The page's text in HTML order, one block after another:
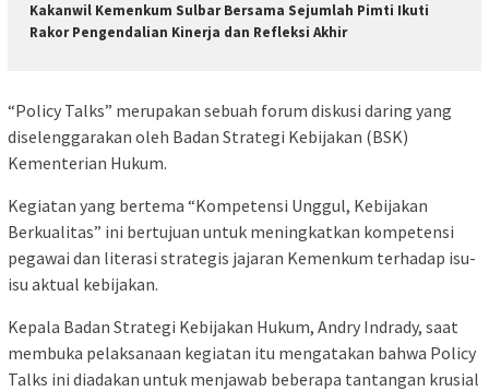
Kakanwil Kemenkum Sulbar Bersama Sejumlah Pimti Ikuti
Rakor Pengendalian Kinerja dan Refleksi Akhir
“Policy Talks” merupakan sebuah forum diskusi daring yang
diselenggarakan oleh Badan Strategi Kebijakan (BSK)
Kementerian Hukum.
Kegiatan yang bertema “Kompetensi Unggul, Kebijakan
Berkualitas” ini bertujuan untuk meningkatkan kompetensi
pegawai dan literasi strategis jajaran Kemenkum terhadap isu-
isu aktual kebijakan.
Kepala Badan Strategi Kebijakan Hukum, Andry Indrady, saat
membuka pelaksanaan kegiatan itu mengatakan bahwa Policy
Talks ini diadakan untuk menjawab beberapa tantangan krusial